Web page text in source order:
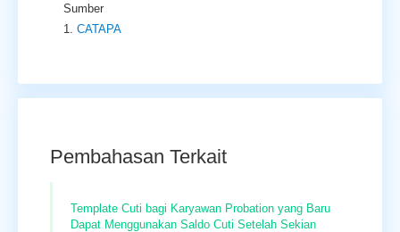
Sumber
CATAPA
Pembahasan Terkait
Template Cuti bagi Karyawan Probation yang Baru
Dapat Menggunakan Saldo Cuti Setelah Sekian